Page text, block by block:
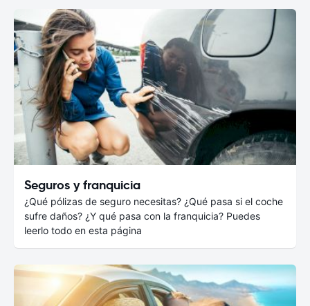
Seguros y franquicia
¿Qué pólizas de seguro necesitas? ¿Qué pasa si el coche
sufre daños? ¿Y qué pasa con la franquicia? Puedes
leerlo todo en esta página